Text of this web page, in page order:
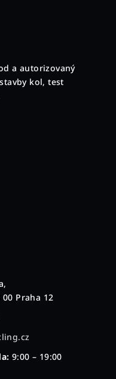
a autorizovaný
kol, test
Praha 12
9:00 – 19:00